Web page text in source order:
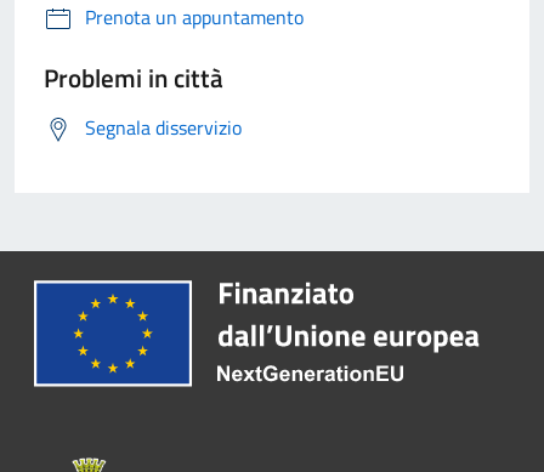
Prenota un appuntamento
Problemi in città
Segnala disservizio